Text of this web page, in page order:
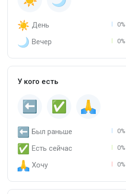
День
Вечер
У кого есть
Был раньше
Есть сейчас
Хочу